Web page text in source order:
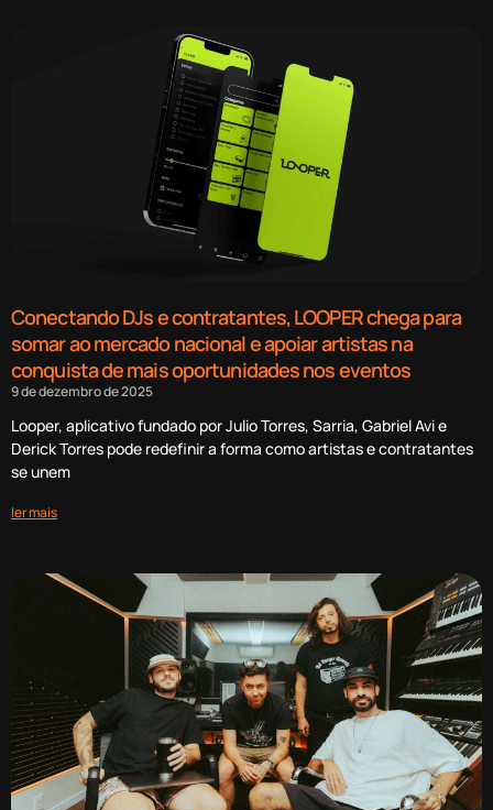
Conectando DJs e contratantes, LOOPER chega para
somar ao mercado nacional e apoiar artistas na
conquista de mais oportunidades nos eventos
9 de dezembro de 2025
Looper, aplicativo fundado por Julio Torres, Sarria, Gabriel Avi e
Derick Torres pode redefinir a forma como artistas e contratantes
se unem
ler mais